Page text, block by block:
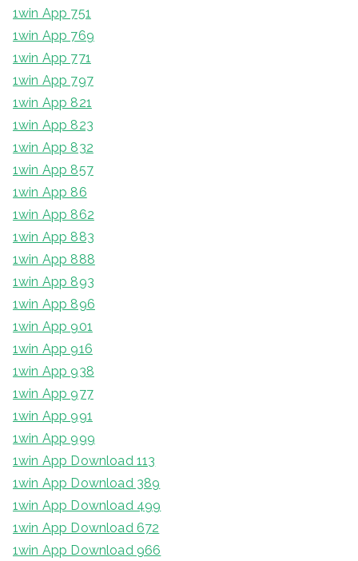
1win App 751
1win App 769
1win App 771
1win App 797
1win App 821
1win App 823
1win App 832
1win App 857
1win App 86
1win App 862
1win App 883
1win App 888
1win App 893
1win App 896
1win App 901
1win App 916
1win App 938
1win App 977
1win App 991
1win App 999
1win App Download 113
1win App Download 389
1win App Download 499
1win App Download 672
1win App Download 966